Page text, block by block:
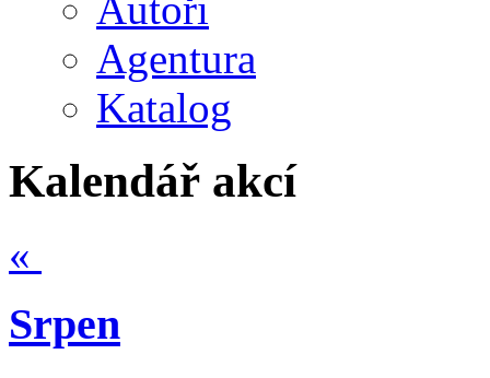
Agentura
Katalog
Kalendář akcí
«
Srpen